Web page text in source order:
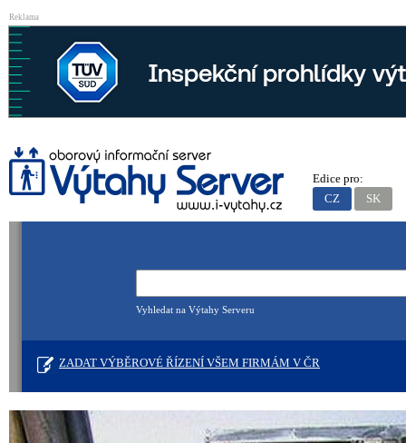
Reklama
Vyhledat na Výtahy Serveru
ZADAT VÝBĚROVÉ ŘÍZENÍ VŠEM FIRMÁM V ČR
Edice pro:
CZ
SK